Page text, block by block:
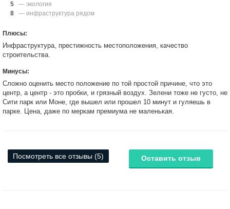
5
— экология
8
— инфраструктура рядом
Плюсы:
Инфраструктура, престижность местоположения, качество
строительства.
Минусы:
Сложно оценить место положение по той простой причине, что это
центр, а центр - это пробки, и грязный воздух. Зелени тоже не густо, не
Сити парк или Моне, где вышел или прошел 10 минут и гуляешь в
парке. Цена, даже по меркам премиума не маленькая.
Посмотреть все отзывы (5) Оставить отзыв